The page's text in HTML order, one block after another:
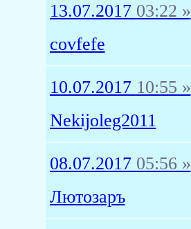
13.07.2017 03:22 »
covfefe
10.07.2017 10:55 »
Nekijoleg2011
08.07.2017 05:56 »
Лютозаръ